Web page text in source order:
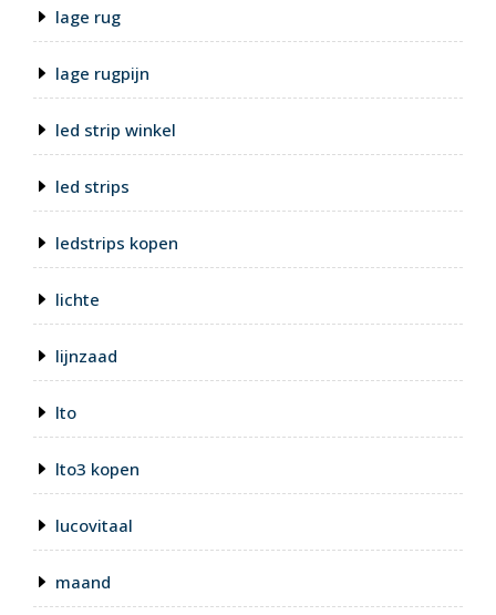
lage rug
lage rugpijn
led strip winkel
led strips
ledstrips kopen
lichte
lijnzaad
lto
lto3 kopen
lucovitaal
maand